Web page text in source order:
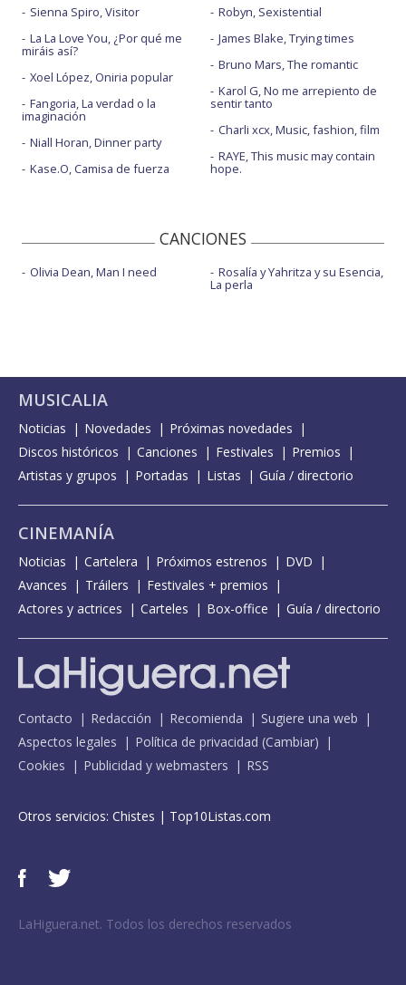
Sienna Spiro, Visitor
La La Love You, ¿Por qué me
miráis así?
Xoel López, Oniria popular
Fangoria, La verdad o la
imaginación
Niall Horan, Dinner party
Kase.O, Camisa de fuerza
Robyn, Sexistential
James Blake, Trying times
Bruno Mars, The romantic
Karol G, No me arrepiento de
sentir tanto
Charli xcx, Music, fashion, film
RAYE, This music may contain
hope.
CANCIONES
Olivia Dean, Man I need Rosalía y Yahritza y su Esencia,
La perla
MUSICALIA
Noticias Novedades
Próximas novedades
Discos históricos
Canciones Festivales
Premios
Artistas y grupos
Portadas Listas Guía / directorio
CINEMANÍA
Noticias Cartelera Próximos estrenos
DVD
Avances
Tráilers
Festivales + premios
Actores y actrices
Carteles Box-office Guía / directorio
Contacto Redacción Recomienda
Sugiere una web
Aspectos legales
Política de privacidad (Cambiar)
Cookies
Publicidad y webmasters RSS
Otros servicios: Chistes | Top10Listas.com
LaHiguera.net. Todos los derechos reservados